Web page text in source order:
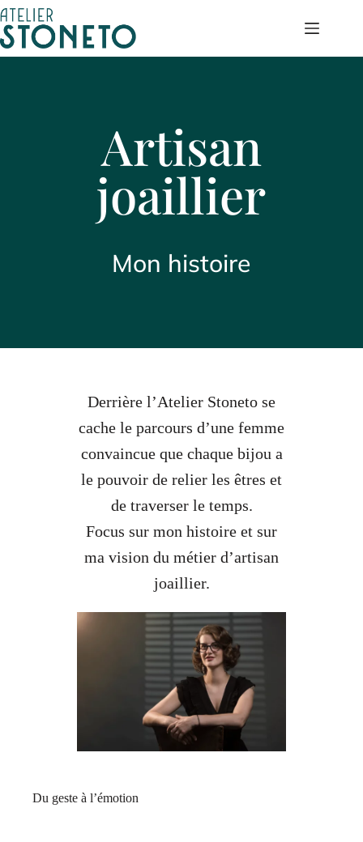
Passer
au
contenu
Artisan
joaillier
Mon histoire
Derrière l’Atelier Stoneto se
cache le parcours d’une femme
convaincue que chaque bijou a
le pouvoir de relier les êtres et
de traverser le temps.
Focus sur mon histoire et sur
ma vision du métier d’artisan
joaillier.
Du geste à l’émotion